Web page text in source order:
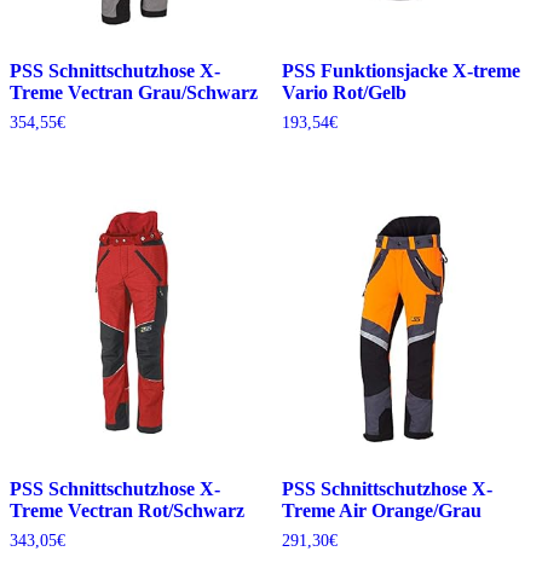
PSS Schnittschutzhose X-
Treme Vectran Grau/Schwarz
354,55€
PSS Funktionsjacke X-treme
Vario Rot/Gelb
193,54€
PSS Schnittschutzhose X-
Treme Vectran Rot/Schwarz
343,05€
PSS Schnittschutzhose X-
Treme Air Orange/Grau
291,30€